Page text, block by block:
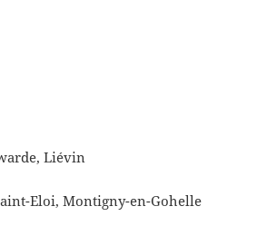
Liévin
Eloi, Montigny-en-Gohelle